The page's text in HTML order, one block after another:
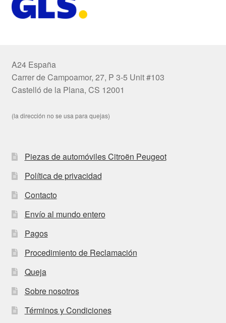
A24 España
Carrer de Campoamor, 27, P 3-5 Unit #103
Castelló de la Plana, CS 12001
(la dirección no se usa para quejas)
Piezas de automóviles Citroën Peugeot
Política de privacidad
Contacto
Envío al mundo entero
Pagos
Procedimiento de Reclamación
Queja
Sobre nosotros
Términos y Condiciones